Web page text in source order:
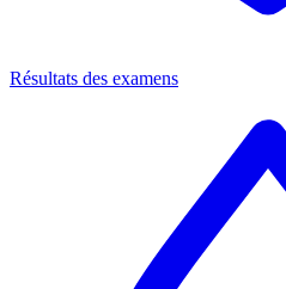
Résultats des examens